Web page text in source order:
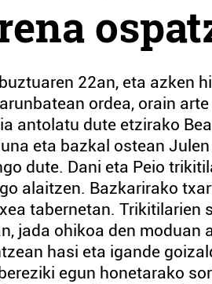
22an, eta azken
ordea, orain
antolatu dute etzirako
eta bazkal ostean
dute. Dani eta Peio
alaitzen. Bazkarirako
tabernetan. Trikitilarien
jada ohikoa den moduan
hasi eta igande
egun honetarako